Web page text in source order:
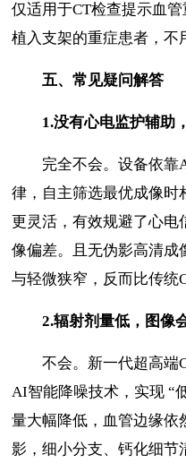
仅适用于CT检查提示血
植入支架的重症患者，不
五、常见疑问解答
1.没有心电监护辅助
完全不会。设备依靠
律，自主筛选最优成像时
更灵活，有效规避了心电
像偏差。且无伪影高清成
与轻微狭窄，反而比传统
2.辐射剂量低，图像
不会。新一代超高端
AI智能降噪技术，实现 “
量大幅降低，血管边缘依
影，细小分支、钙化细节